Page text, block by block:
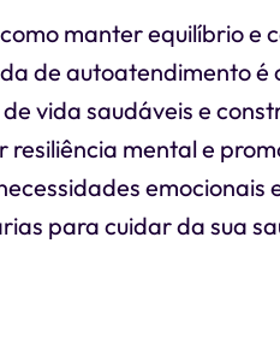
manter equilíbrio e
de autoatendimento
vida saudáveis e
resiliência mental e
para cuidar da sua